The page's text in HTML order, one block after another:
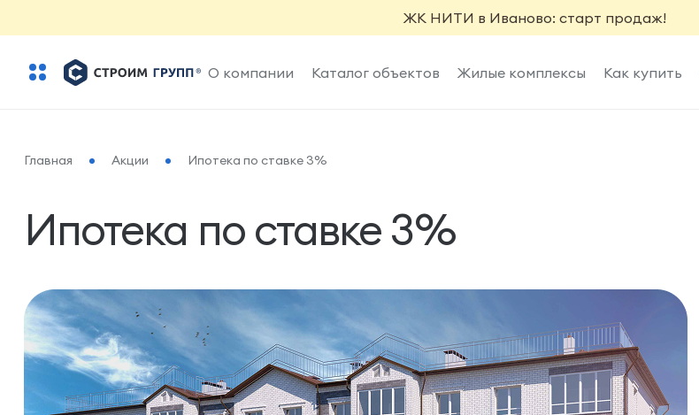
ЖК НИТИ в Иваново: старт продаж!
О компании Каталог объектов Жилые комплексы Как купить
Главная Акции Ипотека по ставке 3%
Ипотека по ставке 3%